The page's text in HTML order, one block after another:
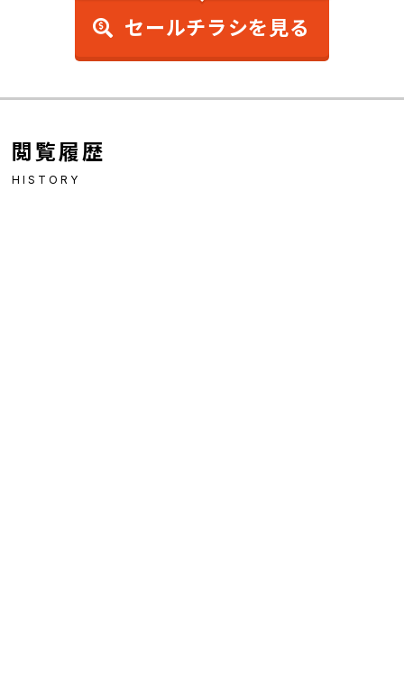
セールチラシを見る
閲覧履歴
HISTORY